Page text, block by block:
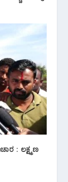
: ಲಕ್ಷ್ಮಣ